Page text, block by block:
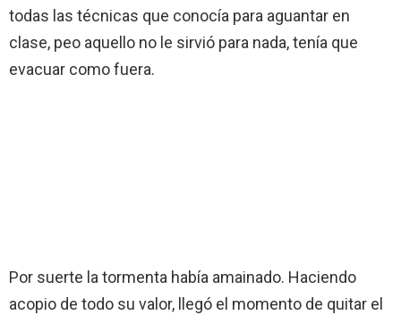
todas las técnicas que conocía para aguantar en
clase, peo aquello no le sirvió para nada, tenía que
evacuar como fuera.
Por suerte la tormenta había amainado. Haciendo
acopio de todo su valor, llegó el momento de quitar el